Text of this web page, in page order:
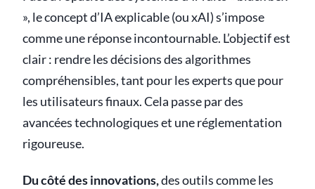
», le concept d’IA explicable (ou xAI) s’impose
comme une réponse incontournable. L’objectif est
clair : rendre les décisions des algorithmes
compréhensibles, tant pour les experts que pour
les utilisateurs finaux. Cela passe par des
avancées technologiques et une réglementation
rigoureuse.
Du côté des innovations,des outils comme les